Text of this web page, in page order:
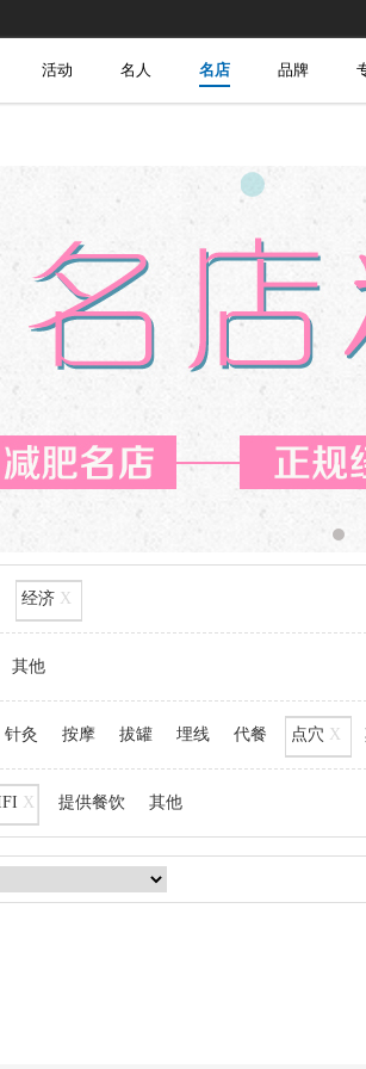
活动 名人 名店 品牌
经济 X
其他
针灸 按摩 拔罐 埋线 代餐 点穴 X
X 提供餐饮 其他